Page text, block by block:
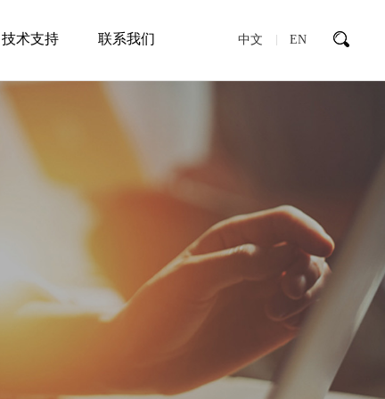
技术支持 联系我们 中文 EN